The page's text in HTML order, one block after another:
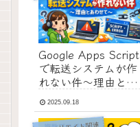
Google Apps Script
で転送システムが作
れない件～理由とあ
わせて～
2025.09.18